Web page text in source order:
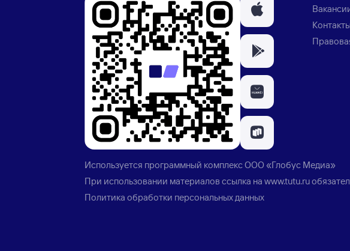
Контакты
Используется программный комплексООО «Глобус Медиа»
При использовании материалов ссылка наwww.tutu.ru
Политика обработки персональных данных